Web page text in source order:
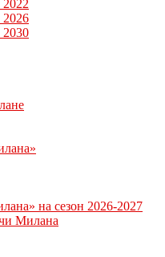
на сезон 2026-2027
Милана